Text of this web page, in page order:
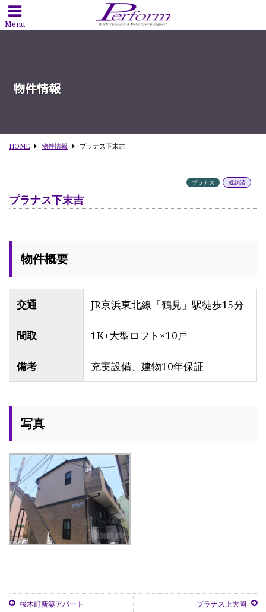
Menu
物件情報
HOME 物件情報 プラナス下末吉
プラナス 成約済
プラナス下末吉
物件概要
交通 JR京浜東北線「鶴見」駅徒歩15分
間取 1K+大型ロフト×10戸
備考 充実設備、建物10年保証
写真
桜木町新築アパート プラナス上大岡